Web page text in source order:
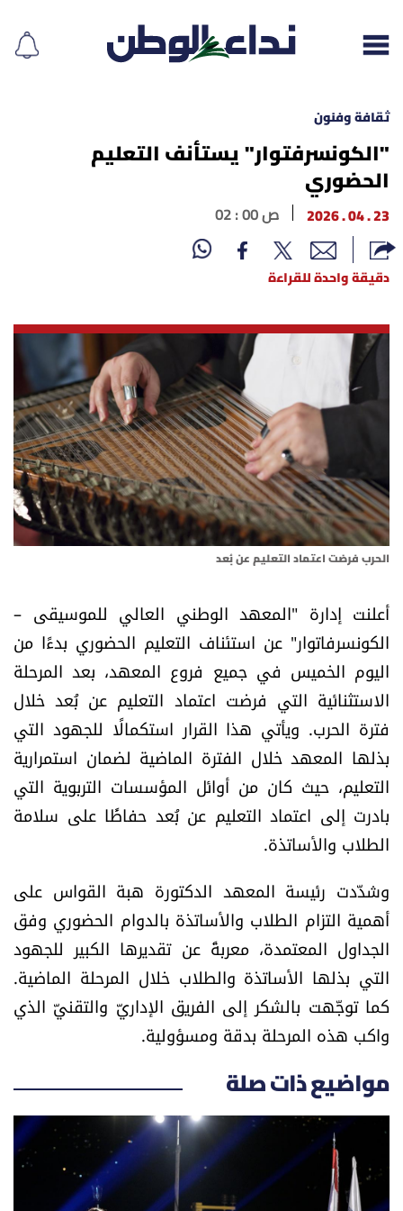
إقرأ الجريدة
لبنان
الغلاف
نداء اليوم
محليات
متفرقات
نداء القرّاء
خاص الموقع
كتّابنا
تحت المجهر
آراء
اقتصاد
العالم
ثقافة وفنون
فصل من كتاب
اقرأ تضحك
كاميرا
سجالات
صحّة وصحن
ثقافة وفنون
"الكونسرفتوار" يستأنف التعليم
الحضوري
23 . 04 . 2026 02 : 00 ص
دقيقة واحدة للقراءة
الحرب فرضت اعتماد التعليم عن بُعد
أعلنت إدارة "المعهد الوطني العالي للموسيقى –
الكونسرفاتوار" عن استئناف التعليم الحضوري بدءًا من
اليوم الخميس في جميع فروع المعهد، بعد المرحلة
الاستثنائية التي فرضت اعتماد التعليم عن بُعد خلال
فترة الحرب. ويأتي هذا القرار استكمالًا للجهود التي
بذلها المعهد خلال الفترة الماضية لضمان استمرارية
التعليم، حيث كان من أوائل المؤسسات التربوية التي
بادرت إلى اعتماد التعليم عن بُعد حفاظًا على سلامة
الطلاب والأساتذة.
وشدّدت رئيسة المعهد الدكتورة هبة القواس على
أهمية التزام الطلاب والأساتذة بالدوام الحضوري وفق
الجداول المعتمدة، معربةً عن تقديرها الكبير للجهود
التي بذلها الأساتذة والطلاب خلال المرحلة الماضية.
كما توجّهت بالشكر إلى الفريق الإداريّ والتقنيّ الذي
واكب هذه المرحلة بدقة ومسؤولية.
مواضيع ذات صلة